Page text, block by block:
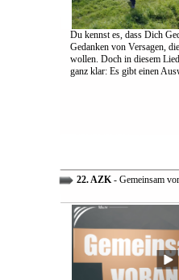
Du kennst es, dass Dich
Gedanken von Versagen,
wollen. Doch in diesem
ganz klar: Es gibt einen
22. AZK- Gemeinsam